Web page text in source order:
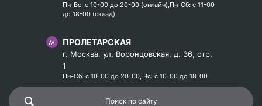
Пн-Вс: с 10-00 до 20-00 (онлайн),Пн-Сб: с 11-00
до 18-00 (склад)
ПРОЛЕТАРСКАЯ
г. Москва, ул. Воронцовская, д. 36, стр.
1
Пн-Сб: с 10-00 до 20-00, Вс: с 10-00 до 18-00